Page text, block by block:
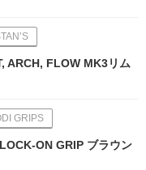
ARCH, FLOW MK3リム
GRIPS
ON GRIP ブラウン